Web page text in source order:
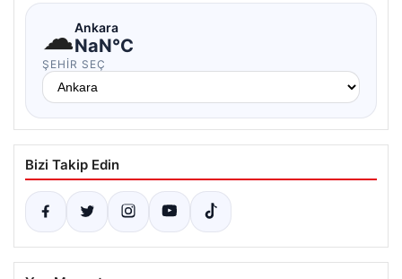
☁Ankara
NaN°C
ŞEHIR SEÇ
Bizi Takip Edin